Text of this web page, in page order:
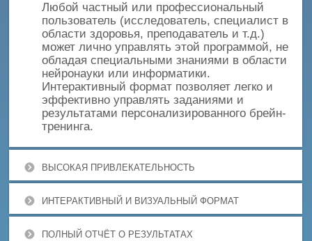
Любой частный или профессиональный
пользователь (исследователь, специалист в
области здоровья, преподаватель и т.д.)
может лично управлять этой программой, не
обладая специальными знаниями в области
нейронауки или информатики.
Интерактивный формат позволяет легко и
эффективно управлять заданиями и
результатами персонализированного брейн-
тренинга.
ВЫСОКАЯ ПРИВЛЕКАТЕЛЬНОСТЬ
ИНТЕРАКТИВНЫЙ И ВИЗУАЛЬНЫЙ ФОРМАТ
ПОЛНЫЙ ОТЧЁТ О РЕЗУЛЬТАТАХ